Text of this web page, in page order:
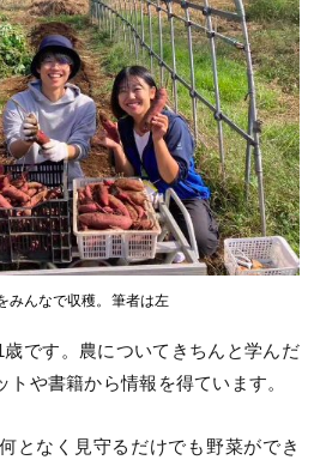
みんなで収穫。筆者は左
です。農についてきちんと学んだ
や書籍から情報を得ています。
となく見守るだけでも野菜ができ